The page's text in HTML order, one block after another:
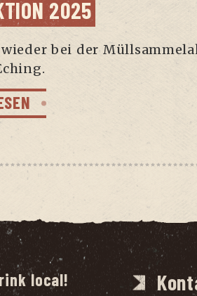
2025
bei der
local!